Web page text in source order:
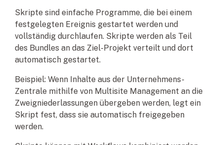
Skripte sind einfache Programme, die bei einem
festgelegten Ereignis gestartet werden und
vollständig durchlaufen. Skripte werden als Teil
des Bundles an das Ziel-Projekt verteilt und dort
automatisch gestartet.
Beispiel: Wenn Inhalte aus der Unternehmens-
Zentrale mithilfe von Multisite Management an die
Zweigniederlassungen übergeben werden, legt ein
Skript fest, dass sie automatisch freigegeben
werden.